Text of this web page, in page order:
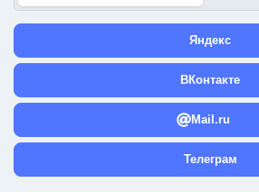
Яндекс
ВКонтакте
Mail.ru
Телеграм